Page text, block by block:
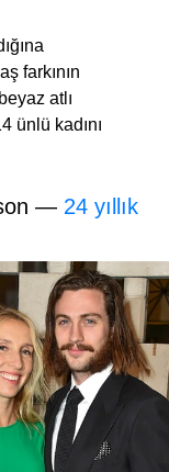
farkının
atlı
ünlü kadını
— 24 yıllık